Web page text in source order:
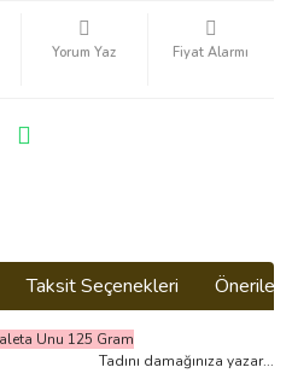
Yorum Yaz Fiyat Alarmı
Taksit Seçenekleri
Unu 125 Gram
Tadını damağınıza yazar...